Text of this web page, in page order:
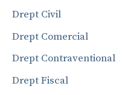
Drept Civil
Drept Comercial
Drept Contraventional
Drept Fiscal